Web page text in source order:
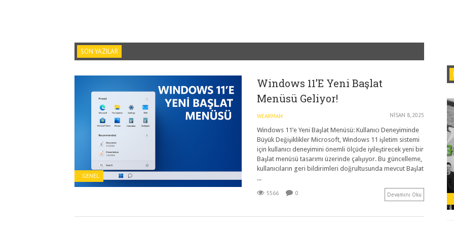
SON YAZILAR
GENEL
Windows 11’e Yeni Başlat
Menüsü Geliyor!
WEARMAN NISAN 8, 2025
Windows 11’e Yeni Başlat Menüsü: Kullanıcı Deneyiminde
Büyük Değişiklikler Microsoft, Windows 11 işletim sistemi
için kullanıcı deneyimini önemli ölçüde iyileştirecek yeni bir
Başlat menüsü tasarımı üzerinde çalışıyor. Bu güncelleme,
kullanıcıların geri bildirimleri doğrultusunda mevcut Başlat
...
5566 0 Devamını Oku